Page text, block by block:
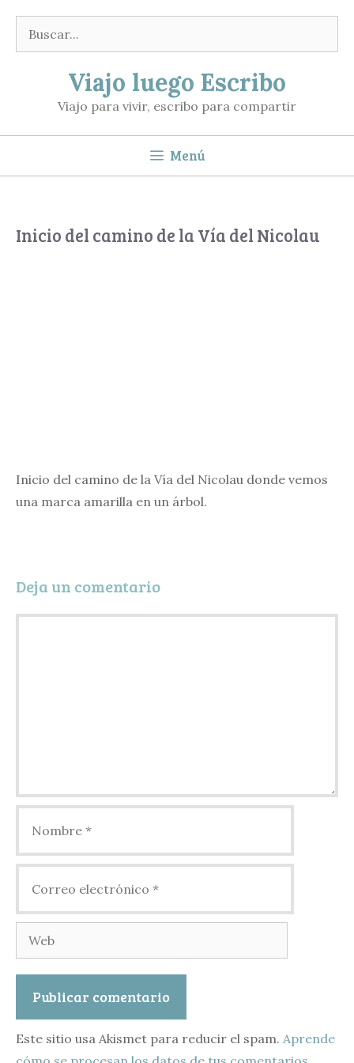
contenido
Buscar:
Viajo luego Escribo
Viajo para vivir, escribo para compartir
Menú
Inicio del camino de la Vía del Nicolau
Inicio del camino de la Vía del Nicolau donde vemos
una marca amarilla en un árbol.
Deja un comentario
electrónico
Web
Este sitio usa Akismet para reducir el spam. Aprende